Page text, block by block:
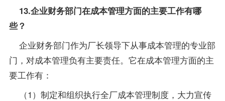
13.企业财务部门在成本管理方面的主要工作有哪
些？
企业财务部门作为厂长领导下从事成本管理的专业部
门，对成本管理负有主要责任。它在成本管理方面的主
要工作有：
（1）制定和组织执行全厂成本管理制度，大力宣传